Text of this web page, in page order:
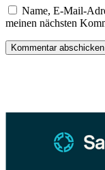
Name, E-Mail-
meinen nächsten